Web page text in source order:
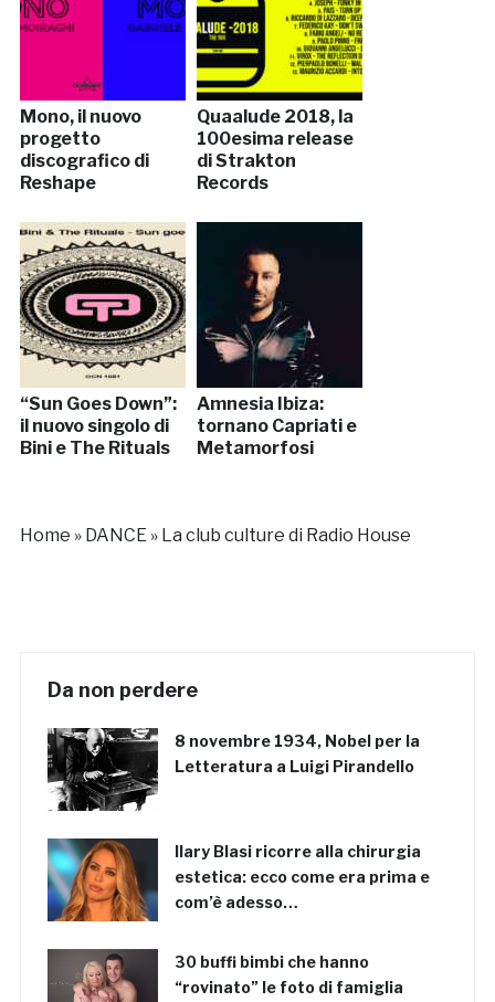
Mono, il nuovo
progetto
discografico di
Reshape
Quaalude 2018, la
100esima release
di Strakton
Records
“Sun Goes Down”:
il nuovo singolo di
Bini e The Rituals
Amnesia Ibiza:
tornano Capriati e
Metamorfosi
Home » DANCE» La club culture di Radio House
Da non perdere
8 novembre 1934, Nobel per la
Letteratura a Luigi Pirandello
Ilary Blasi ricorre alla chirurgia
estetica: ecco come era prima e
com’è adesso…
30 buffi bimbi che hanno
“rovinato” le foto di famiglia